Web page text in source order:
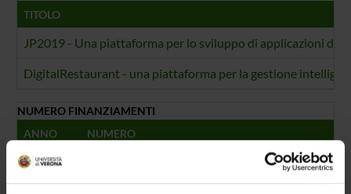
TITOLO
JP2019 - Una piattaforma per lo sviluppo di applicazioni di
DigitalRestaurant - una piattaforma per la gestione
NUMERO FINANZIAMENTI
ANNO
NUMERO
2020